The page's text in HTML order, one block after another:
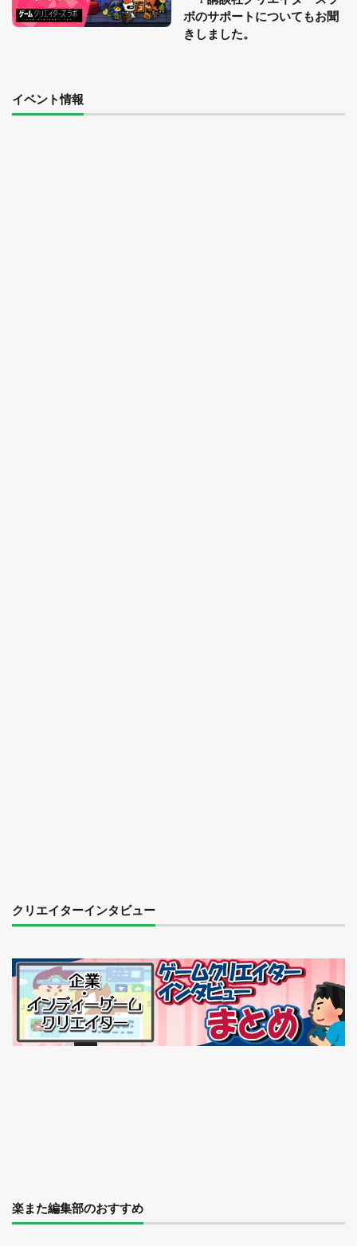
ボのサポートについてもお聞
きしました。
イベント情報
クリエイターインタビュー
楽また編集部のおすすめ